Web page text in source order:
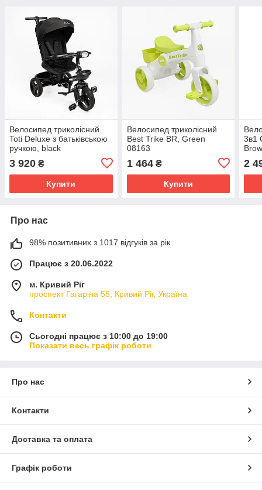
Велосипед триколісний
Toti Deluxe з батьківською
ручкою, black
3 920 ₴
Купити
Велосипед триколісний
Best Trike BR, Green
08163
1 464₴
Купити
3в1
2
Про нас
98% позитивних з 1017 відгуків за рік
Працює з 20.06.2022
м. Кривий Ріг
проспект Гагаріна 55, Кривий Ріг, Україна
Контакти
Сьогодні працює з 10:00 до 19:00
Показати весь графік роботи
Про нас
Контакти
Доставка та оплата
Графік роботи